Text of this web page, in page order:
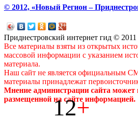
© 2012, «Новый Регион –
Приднестровский интернет гид ©
Все материалы взяты из открытых
массовой информации с указанием
материала.
Наш сайт не является официальным
материалы принадлежат
Мнение администрации сайта может
размещенной на сайте информацией.
12+